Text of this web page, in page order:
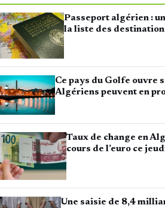
Passeport algérien :
la liste des
Ce pays du Golfe ouvre
Algériens peuvent en
Taux de change en
cours de l’euro ce
Une saisie de 8,4